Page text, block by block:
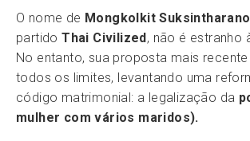
O nome de Mongkolkit
partidoThai Civilized, não é estranho
No entanto, sua proposta mais
todos os limites, levantando uma
código matrimonial: a legalização da
mulher com vários maridos).